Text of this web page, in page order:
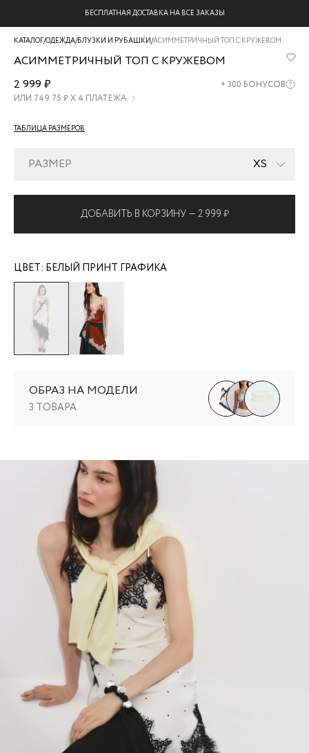
БЕСПЛАТНАЯ ДОСТАВКА НА ВСЕ ЗАКАЗЫ
КАТАЛОГ/ОДЕЖДА/БЛУЗКИ И РУБАШКИ/АСИММЕТРИЧНЫЙ ТОП С КРУЖЕВОМ
АСИММЕТРИЧНЫЙ ТОП С КРУЖЕВОМ
ZR2608032030-
5
2 999 ₽ +300 БОНУСОВ
ИЛИ 749.75 ₽ Х 4 ПЛАТЕЖА
ТАБЛИЦА РАЗМЕРОВ
РАЗМЕР XS
ДОБАВИТЬ В КОРЗИНУ — 2 999 ₽
ЦВЕТ: БЕЛЫЙ ПРИНТ ГРАФИКА
ОБРАЗ НА МОДЕЛИ
3 ТОВАРА